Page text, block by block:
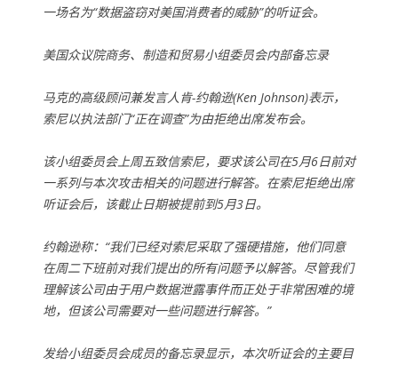
一场名为“数据盗窃对美国消费者的威胁”的听证会。
美国众议院商务、制造和贸易小组委员会内部备忘录
马克的高级顾问兼发言人肯-约翰逊(Ken Johnson)表示，
索尼以执法部门“正在调查”为由拒绝出席发布会。
该小组委员会上周五致信索尼，要求该公司在5月6日前对
一系列与本次攻击相关的问题进行解答。在索尼拒绝出席
听证会后，该截止日期被提前到5月3日。
约翰逊称：“我们已经对索尼采取了强硬措施，他们同意
在周二下班前对我们提出的所有问题予以解答。尽管我们
理解该公司由于用户数据泄露事件而正处于非常困难的境
地，但该公司需要对一些问题进行解答。”
发给小组委员会成员的备忘录显示，本次听证会的主要目